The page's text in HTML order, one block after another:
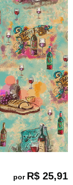
por R$ 25,91